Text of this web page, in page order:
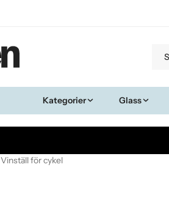
Kategorier Glass
Vinställ för cykel